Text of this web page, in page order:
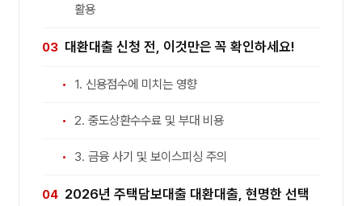
활용
대환대출 신청 전, 이것만은 꼭 확인하세요!
1. 신용점수에 미치는 영향
2. 중도상환수수료 및 부대 비용
3. 금융 사기 및 보이스피싱 주의
2026년 주택담보대출 대환대출, 현명한 선택